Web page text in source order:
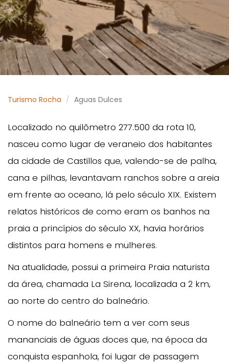
Turismo Rocha Aguas Dulces
Localizado no quilômetro 277.500 da rota 10,
nasceu como lugar de veraneio dos habitantes
da cidade de Castillos que, valendo-se de palha,
cana e pilhas, levantavam ranchos sobre a areia
em frente ao oceano, lá pelo século XIX. Existem
relatos históricos de como eram os banhos na
praia a princípios do século XX, havia horários
distintos para homens e mulheres.
Na atualidade, possui a primeira Praia naturista
da área, chamada La Sirena, localizada a 2 km,
ao norte do centro do balneário.
O nome do balneário tem a ver com seus
mananciais de águas doces que, na época da
conquista espanhola, foi lugar de passagem